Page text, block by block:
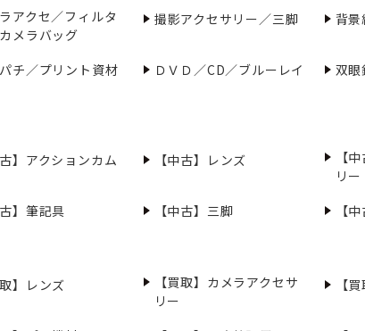
アクセ／フィルタ
メラバッグ
撮影アクセサリー／三脚 背
チ／プリント資材 ＤＶＤ／CD／ブルーレイ 双
】アクションカム 【中古】レンズ
【
リー
】筆記具 【中古】三脚 【
】レンズ
【買取】カメラアクセサ
リー
【